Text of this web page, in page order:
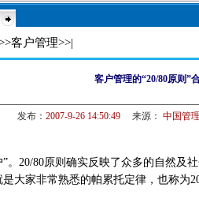
客户管理>>|
客户管理的“20/80原则”
发布： 2007-9-26 14:50:49来源： 中国管
。20/80原则确实反映了众多的自然及
大家非常熟悉的帕累托定律，也称为